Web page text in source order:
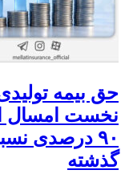
حق بیمه
۹۰ درصدی
گذشته